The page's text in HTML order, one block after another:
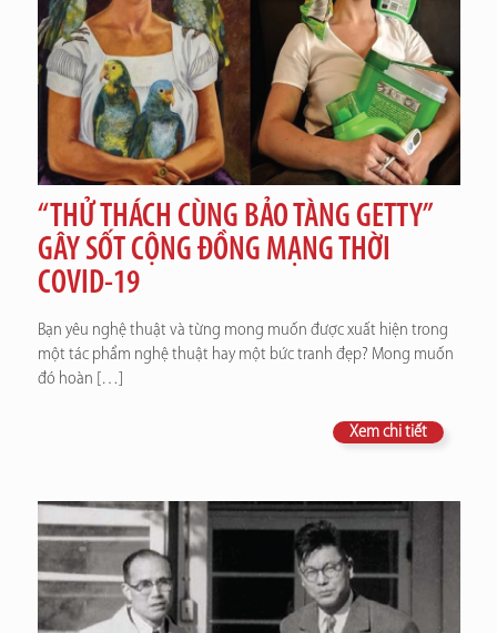
“THỬ THÁCH CÙNG BẢO TÀNG GETTY”
GÂY SỐT CỘNG ĐỒNG MẠNG THỜI
COVID-19
Bạn yêu nghệ thuật và từng mong muốn được xuất hiện trong
một tác phẩm nghệ thuật hay một bức tranh đẹp? Mong muốn
đó hoàn […]
Xem chi tiết